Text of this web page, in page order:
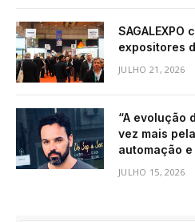
expositores
JULHO 21, 2026
“A evolução
vez mais
automação
JULHO 15, 2026